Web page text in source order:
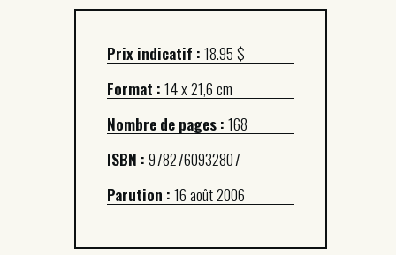
Prix indicatif :18.95 $
Format :14 x 21,6 cm
Nombre de pages :168
ISBN :9782760932807
Parution :16 août 2006